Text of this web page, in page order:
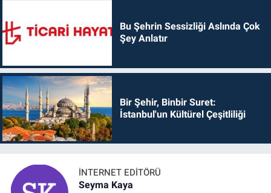
Bu Şehrin Sessizliği Aslında Çok
Şey Anlatır
Bir Şehir, Binbir Suret:
İstanbul'un Kültürel Çeşitliliği
İNTERNET EDITÖRÜ
Seyma Kaya